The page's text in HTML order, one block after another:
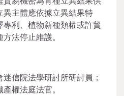
主體應依據立異結果特
專利、植物新種類權或許貿
法停止維護。
信院法學研討所研討員；
權法庭法官。